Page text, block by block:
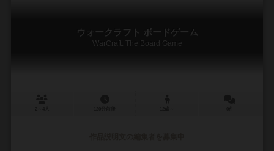
ウォークラフト ボードゲーム
WarCraft: The Board Game